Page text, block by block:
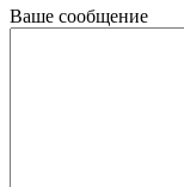
Ваше сообщение